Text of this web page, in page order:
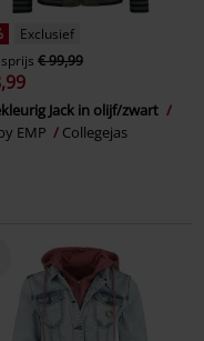
Exclusief
€ 99,99
Jack in olijf/zwart
EMP
Collegejas